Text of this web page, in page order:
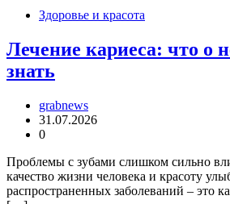
Здоровье и красота
Лечение кариеса: что о
знать
grabnews
31.07.2026
0
Проблемы с зубами слишком сильно
качество жизни человека и красоту
распространенных заболеваний – это